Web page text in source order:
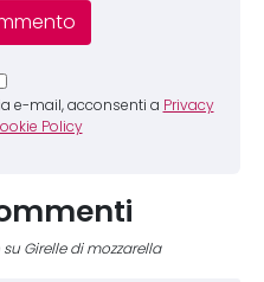
e-mail, acconsenti a Privacy
Policy
Girelle di mozzarella